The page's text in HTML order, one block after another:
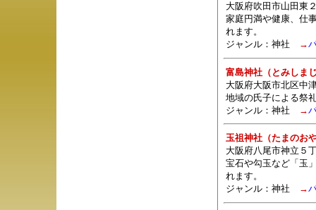
大阪府吹田市山田東
家庭円満や健康、仕
れます。
ジャンル： 神社 →
富島神社（とみしま
大阪府大阪市北区中
地域の氏子による祭
ジャンル： 神社 →
玉祖神社（たまのお
大阪府八尾市神立５
宝石や勾玉など「玉
れます。
ジャンル： 神社 →